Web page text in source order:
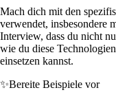
Mach dich mit den
verwendet, insbesondere
Interview, dass du nicht
wie du diese
einsetzen kannst.
✨Bereite Beispiele vor